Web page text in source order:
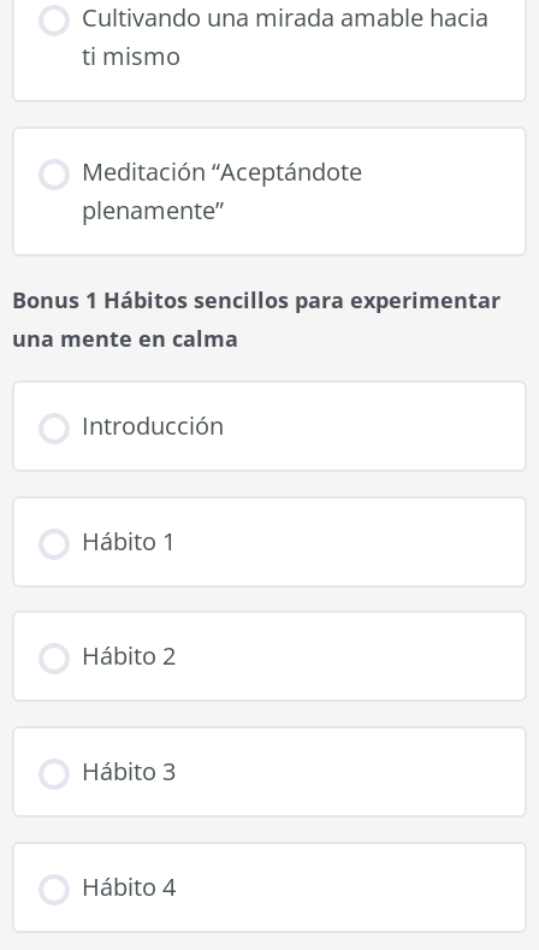
Cultivando una mirada amable hacia
ti mismo
Meditación “Aceptándote
plenamente”
Bonus 1 Hábitos sencillos para experimentar
una mente en calma
Introducción
Hábito 1
Hábito 2
Hábito 3
Hábito 4